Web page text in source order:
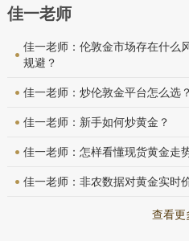
佳一老师
佳一老师：伦敦金市场存在什么
规避？
佳一老师：炒伦敦金平台怎么选
佳一老师：新手如何炒黄金？
佳一老师：怎样看懂现货黄金走
佳一老师：非农数据对黄金实时
查看更